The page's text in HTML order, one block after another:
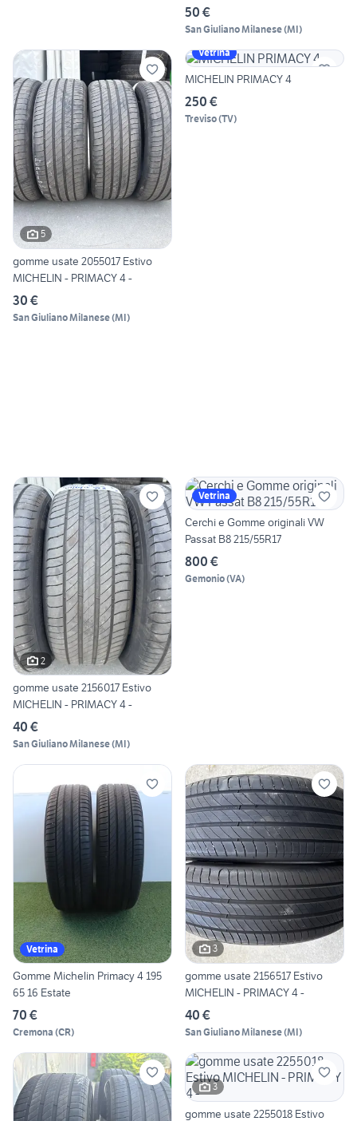
50 €
San Giuliano Milanese(MI)
5
gomme usate 2055017 Estivo
MICHELIN - PRIMACY 4 -
30 €
San Giuliano Milanese(MI)
Vetrina
MICHELIN PRIMACY 4
250 €
Treviso(TV)
2
gomme usate 2156017 Estivo
MICHELIN - PRIMACY 4 -
40 €
San Giuliano Milanese(MI)
Vetrina
Cerchi e Gomme originali VW
Passat B8 215/55R17
800 €
Gemonio(VA)
Vetrina
Gomme Michelin Primacy 4 195
65 16 Estate
70 €
Cremona (CR)
3
gomme usate 2156517 Estivo
MICHELIN - PRIMACY 4 -
40 €
San Giuliano Milanese(MI)
3
gomme usate 2255018 Estivo